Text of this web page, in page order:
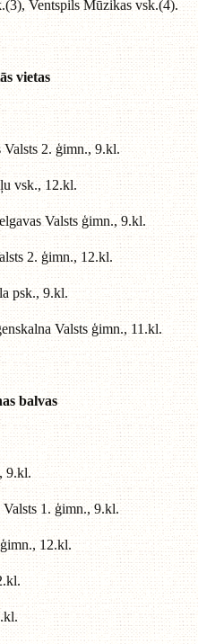
Ventspils Mūzikas vsk.(4).
vietas
Valsts 2. ģimn., 9.kl.
vsk., 12.kl.
Valsts ģimn., 9.kl.
2. ģimn., 12.kl.
psk., 9.kl.
Valsts ģimn., 11.kl.
balvas
9.kl.
Valsts 1. ģimn., 9.kl.
12.kl.